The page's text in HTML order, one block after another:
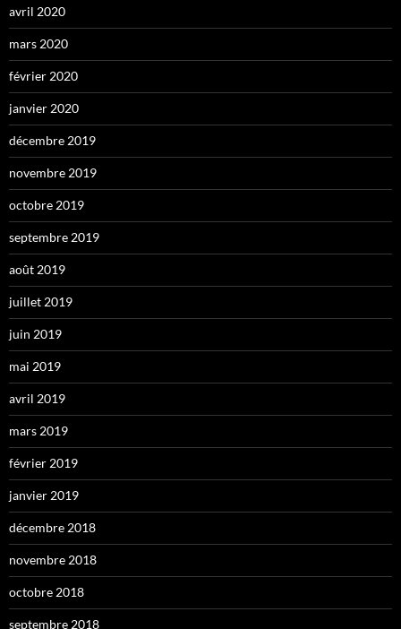
avril 2020
mars 2020
février 2020
janvier 2020
décembre 2019
novembre 2019
octobre 2019
septembre 2019
août 2019
juillet 2019
juin 2019
mai 2019
avril 2019
mars 2019
février 2019
janvier 2019
décembre 2018
novembre 2018
octobre 2018
septembre 2018